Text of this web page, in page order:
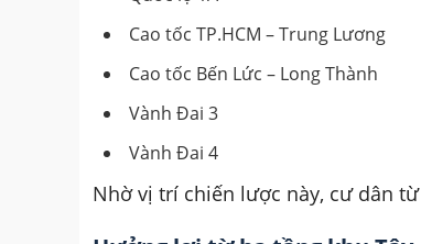
Cao tốc TP.HCM – Trung Lương
Cao tốc Bến Lức – Long Thành
Vành Đai 3
Vành Đai 4
Nhờ vị trí chiến lược này, cư dân từ